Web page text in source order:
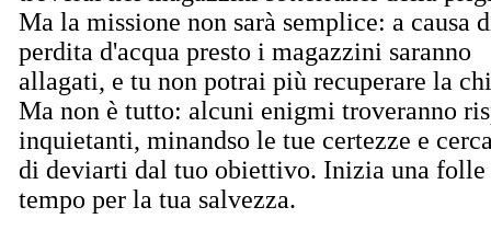
Ma la missione non sarà semplice: a causa
perdita d'acqua presto i magazzini saranno
allagati, e tu non potrai più recuperare la
Ma non è tutto: alcuni enigmi troveranno
inquietanti, minandso le tue certezze e
di deviarti dal tuo obiettivo. Inizia una folle
tempo per la tua salvezza.